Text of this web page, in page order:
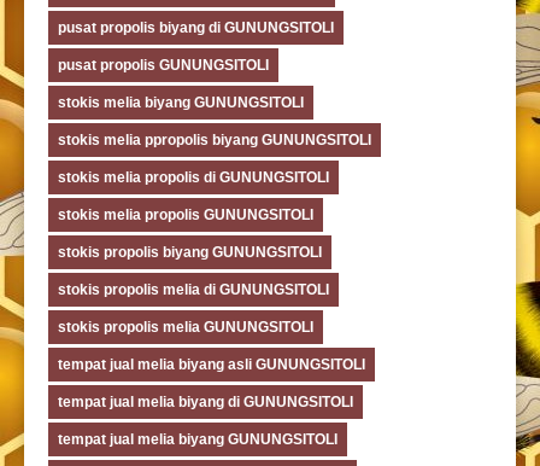
pusat propolis biyang di GUNUNGSITOLI
pusat propolis GUNUNGSITOLI
stokis melia biyang GUNUNGSITOLI
stokis melia ppropolis biyang GUNUNGSITOLI
stokis melia propolis di GUNUNGSITOLI
stokis melia propolis GUNUNGSITOLI
stokis propolis biyang GUNUNGSITOLI
stokis propolis melia di GUNUNGSITOLI
stokis propolis melia GUNUNGSITOLI
tempat jual melia biyang asli GUNUNGSITOLI
tempat jual melia biyang di GUNUNGSITOLI
tempat jual melia biyang GUNUNGSITOLI